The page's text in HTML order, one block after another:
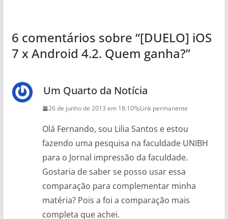
6 comentários sobre “[DUELO] iOS
7 x Android 4.2. Quem ganha?”
Um Quarto da Notícia
26 de junho de 2013 em 18:10 Link permanente
Olá Fernando, sou Lilia Santos e estou
fazendo uma pesquisa na faculdade UNIBH
para o Jornal impressão da faculdade.
Gostaria de saber se posso usar essa
comparação para complementar minha
matéria? Pois a foi a comparação mais
completa que achei.